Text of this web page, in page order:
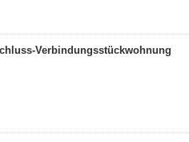
Verbindungsstückwohnung